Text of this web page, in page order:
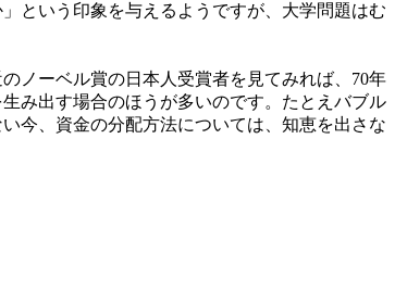
という印象を与えるようですが、大学問題はむ
ノーベル賞の日本人受賞者を見てみれば、70年
み出す場合のほうが多いのです。たとえバブル
今、資金の分配方法については、知恵を出さな